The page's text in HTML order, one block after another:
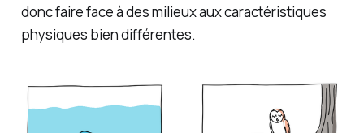
donc faire face à des milieux aux caractéristiques
physiques bien différentes.